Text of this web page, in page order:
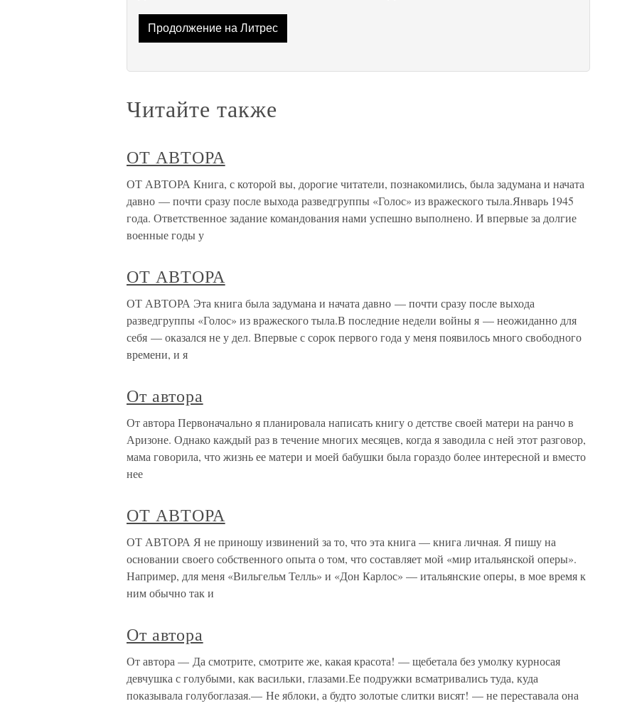
Продолжение на Литрес
Читайте также
ОТ АВТОРА
ОТ АВТОРА Книга, с которой вы, дорогие читатели, познакомились, была задумана и начата
давно — почти сразу после выхода разведгруппы «Голос» из вражеского тыла.Январь 1945
года. Ответственное задание командования нами успешно выполнено. И впервые за долгие
военные годы у
ОТ АВТОРА
ОТ АВТОРА Эта книга была задумана и начата давно — почти сразу после выхода
разведгруппы «Голос» из вражеского тыла.В последние недели войны я — неожиданно для
себя — оказался не у дел. Впервые с сорок первого года у меня появилось много свободного
времени, и я
От автора
От автора Первоначально я планировала написать книгу о детстве своей матери на ранчо в
Аризоне. Однако каждый раз в течение многих месяцев, когда я заводила с ней этот разговор,
мама говорила, что жизнь ее матери и моей бабушки была гораздо более интересной и вместо
нее
ОТ АВТОРА
ОТ АВТОРА Я не приношу извинений за то, что эта книга — книга личная. Я пишу на
основании своего собственного опыта о том, что составляет мой «мир итальянской оперы».
Например, для меня «Вильгельм Телль» и «Дон Карлос» — итальянские оперы, в мое время к
ним обычно так и
От автора
От автора — Да смотрите, смотрите же, какая красота! — щебетала без умолку курносая
девчушка с голубыми, как васильки, глазами.Ее подружки всматривались туда, куда
показывала голубоглазая.— Не яблоки, а будто золотые слитки висят! — не переставала она